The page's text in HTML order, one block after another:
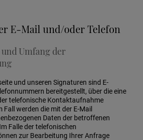
E-Mail und/oder Telefon
Umfang der
und unseren Signaturen sind E-
bereitgestellt, über die eine
telefonische Kontaktaufnahme
Fall werden die mit der E-Mail
Daten der betroffenen
Falle der telefonischen
zur Bearbeitung Ihrer Anfrage